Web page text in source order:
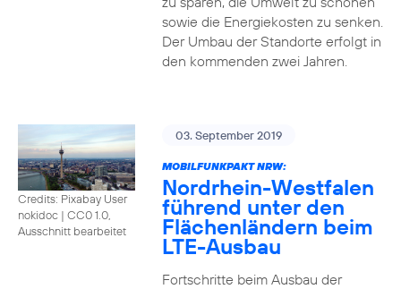
sowie die Energiekosten zu senken.
Der Umbau der Standorte erfolgt in
den kommenden zwei Jahren.
Credits: Pixabay User
nokidoc | CC0 1.0,
Ausschnitt bearbeitet
03. September 2019
MOBILFUNKPAKT NRW:
Nordrhein-Westfalen
führend unter den
Flächenländern beim
LTE-Ausbau
Fortschritte beim Ausbau der